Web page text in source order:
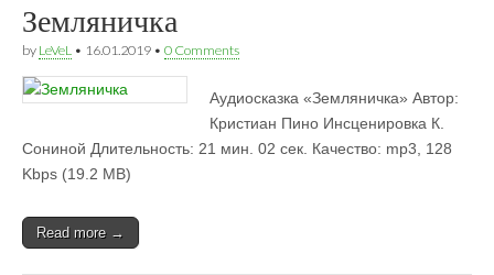
Земляничка
by LeVeL • 16.01.2019 • 0 Comments
Аудиосказка «Земляничка» Автор:
Кристиан Пино Инсценировка К.
Сониной Длительность: 21 мин. 02 сек. Качество: mp3, 128
Kbps (19.2 MB)
Read more →